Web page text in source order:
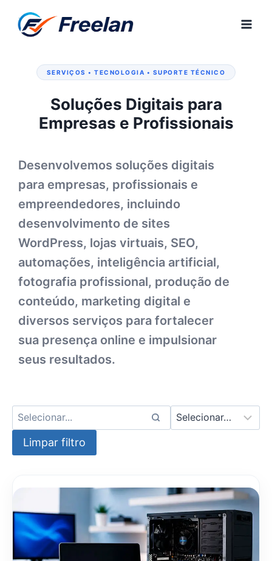
para
SERVIÇOS • TECNOLOGIA • SUPORTE TÉCNICO
Soluções Digitais para
Empresas e Profissionais
Desenvolvemos soluções digitais
para empresas, profissionais e
empreendedores, incluindo
desenvolvimento de sites
WordPress, lojas virtuais, SEO,
automações, inteligência artificial,
fotografia profissional, produção de
conteúdo, marketing digital e
diversos serviços para fortalecer
sua presença online e impulsionar
seus resultados.
Limpar filtro